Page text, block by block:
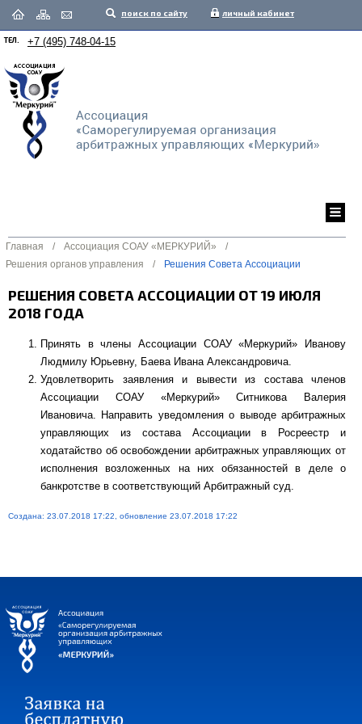
поиск по сайту личный кабинет
ТЕЛ. +7 (495) 748-04-15
Главная / Ассоциация СОАУ «МЕРКУРИЙ»
/
Решения органов управления
/ Решения Совета Ассоциации
РЕШЕНИЯ СОВЕТА АССОЦИАЦИИ ОТ 19 ИЮЛЯ
2018 ГОДА
Принять в члены Ассоциации СОАУ «Меркурий» Иванову
Людмилу Юрьевну, Баева Ивана Александровича.
Удовлетворить заявления и вывести из состава членов
Ассоциации СОАУ «Меркурий» Ситникова Валерия
Ивановича. Направить уведомления о выводе арбитражных
управляющих из состава Ассоциации в Росреестр и
ходатайство об освобождении арбитражных управляющих от
исполнения возложенных на них обязанностей в деле о
банкротстве в соответствующий Арбитражный суд.
Создана: 23.07.2018 17:22, обновление 23.07.2018 17:22